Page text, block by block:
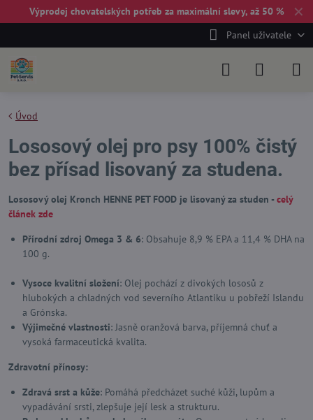
✕
Výprodej chovatelských potřeb za maximální slevy, až 50 %
Panel uživatele
Úvod
Lososový olej pro psy 100% čistý
bez přísad lisovaný za studena.
Lososový olej Kronch HENNE PET FOOD je lisovaný za studen - celý
článek zde
Přírodní zdroj Omega 3 & 6: Obsahuje 8,9 % EPA a 11,4 % DHA na
100 g.
Vysoce kvalitní složení: Olej pochází z divokých lososů z
hlubokých a chladných vod severního Atlantiku u pobřeží Islandu
a Grónska.
Výjimečné vlastnosti: Jasně oranžová barva, příjemná chuť a
vysoká farmaceutická kvalita.
Zdravotní přínosy:
Zdravá srst a kůže: Pomáhá předcházet suché kůži, lupům a
vypadávání srsti, zlepšuje její lesk a strukturu.